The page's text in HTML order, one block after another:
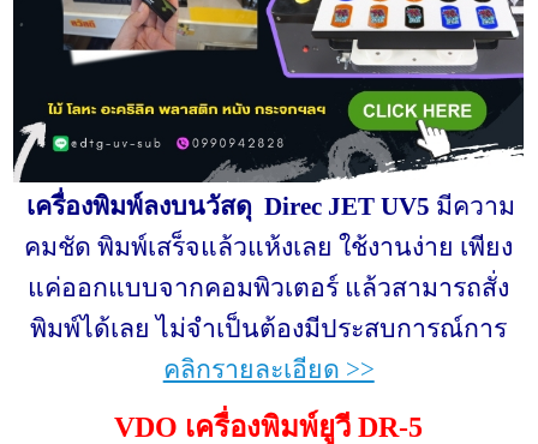
เครื่องพิมพ์ลงบนวัสดุ Direc JET UV5 มีความ
คมชัด พิมพ์เสร็จแล้วแห้งเลย ใช้งานง่าย เพียง
แค่ออกแบบจากคอมพิวเตอร์ แล้วสามารถสั่ง
พิมพ์ได้เลย ไม่จำเป็นต้องมีประสบการณ์การ
คลิกรายละเอียด >>
VDO เครื่องพิมพ์ยูวี DR-5